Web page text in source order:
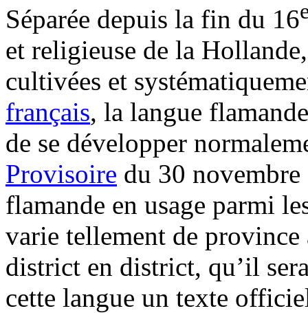
Séparée depuis la fin du 16
et religieuse de la
cultivées et
français, la langue
de se développer
Provisoire du 30
flamande en usage parmi
varie tellement de
district en district, qu’il
cette langue un texte